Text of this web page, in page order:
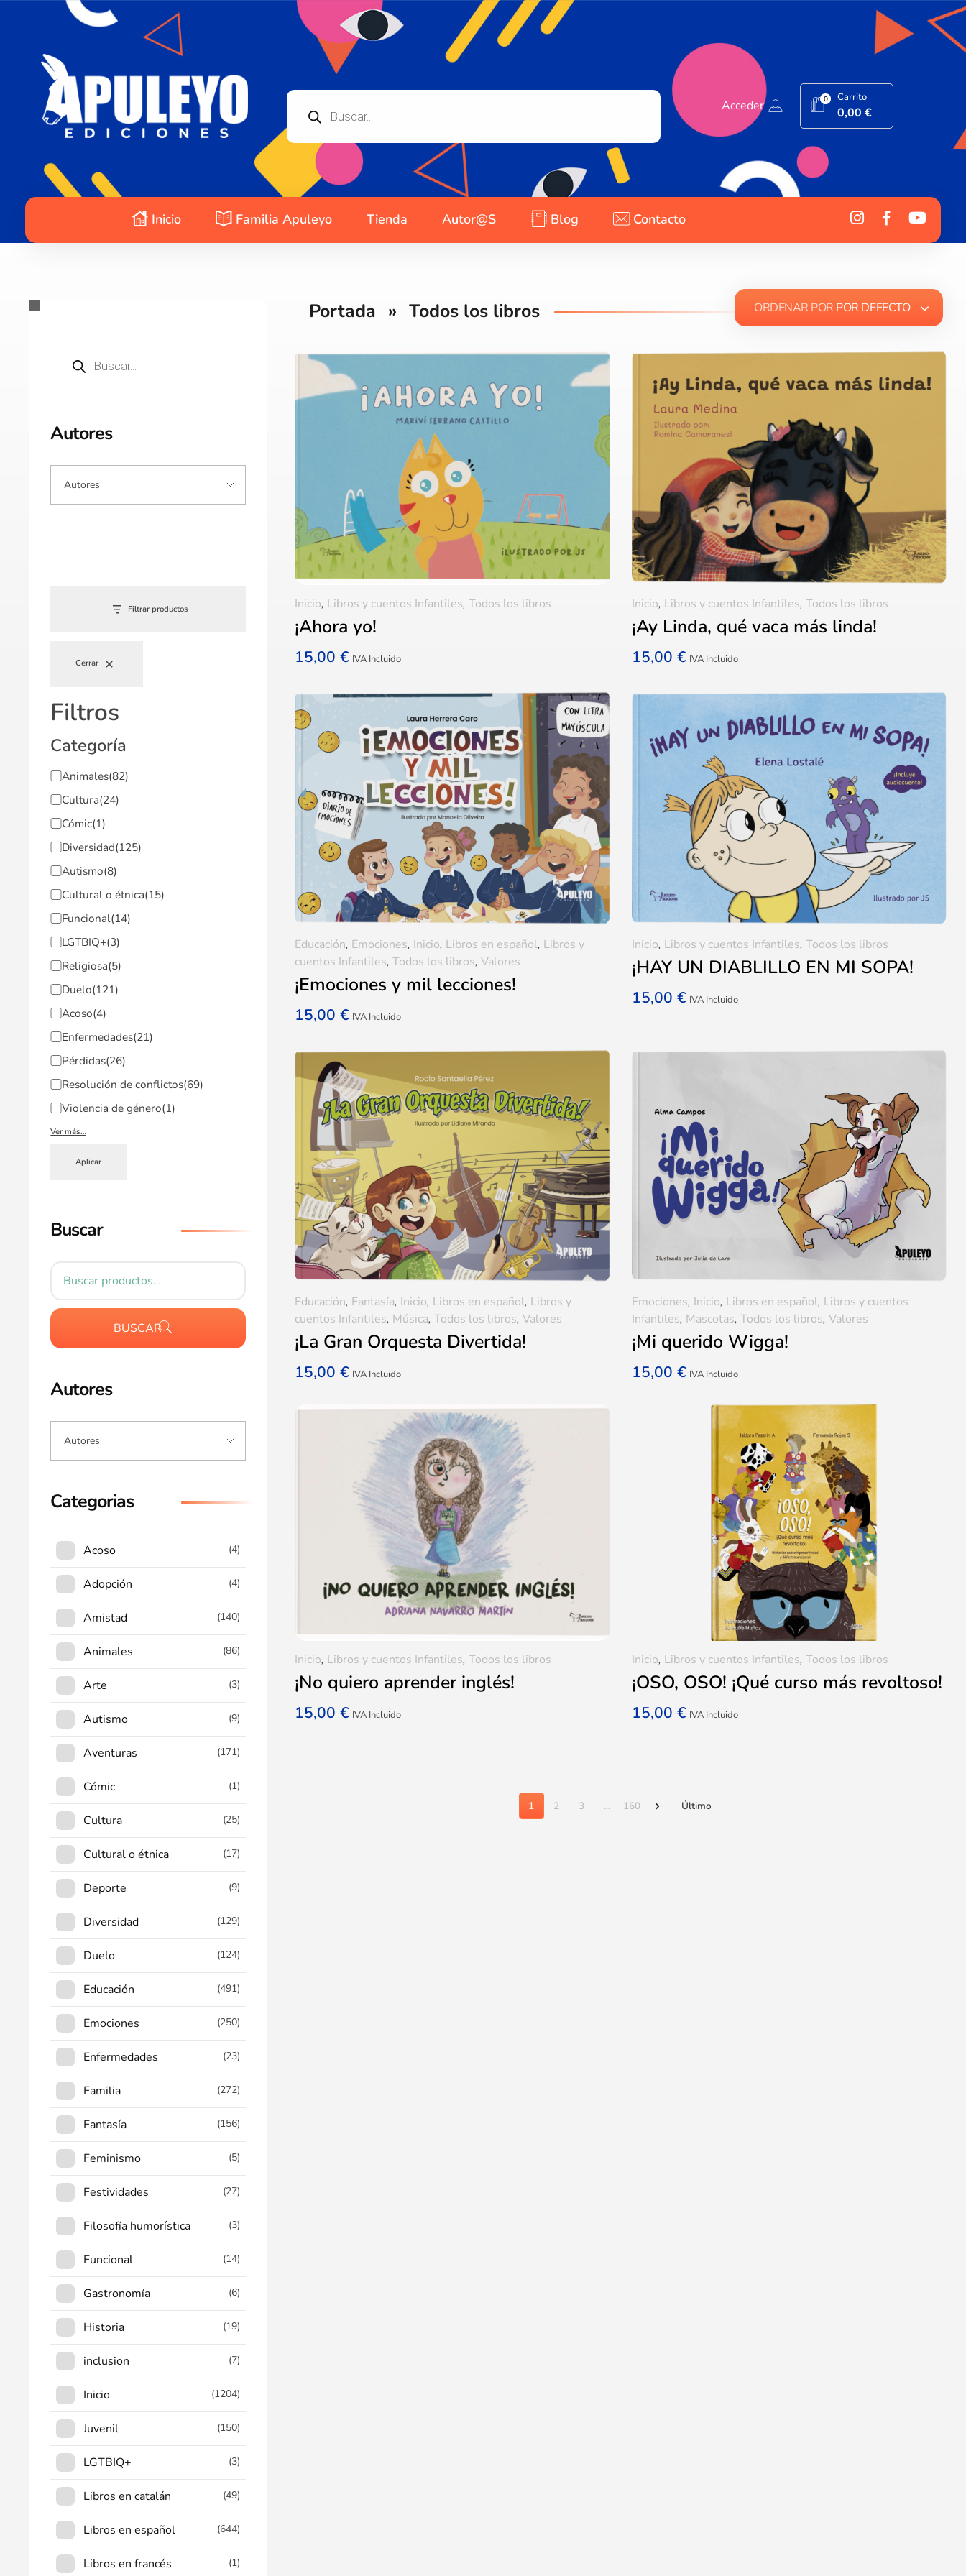
Acceder 0 Carrito
0,00€
Inicio Familia Apuleyo Tienda Autor@s Blog Contacto
Portada » Todos los libros ORDENAR POR POR DEFECTO
¡Ahora yo!
15,00€ IVA Incluido
Inicio, Libros y cuentos Infantiles,Todos los libros
¡Ay Linda, qué vaca más linda!
15,00 € IVA Incluido
Inicio, Libros y cuentos Infantiles, Todos los libros
¡Emociones y mil lecciones!
15,00€ IVA Incluido
Educación, Emociones, Inicio, Libros en español, Libros y
cuentos Infantiles,Todos los libros,Valores ¡HAY UN DIABLILLO EN MI SOPA!
15,00 € IVA Incluido
Inicio, Libros y cuentos Infantiles, Todos los libros
¡La Gran Orquesta Divertida!
15,00€ IVA Incluido
Educación, Fantasía, Inicio, Libros en español, Libros y
cuentos Infantiles, Música,Todos los libros,Valores
¡Mi querido Wigga!
15,00 € IVA Incluido
Emociones, Inicio, Libros en español, Libros y cuentos
Infantiles, Mascotas, Todos los libros, Valores
¡No quiero aprender inglés!
15,00€ IVA Incluido
Inicio, Libros y cuentos Infantiles,Todos los libros
¡OSO, OSO! ¡Qué curso más revoltoso!
15,00 € IVA Incluido
Inicio, Libros y cuentos Infantiles, Todos los libros
1 2 3 ... 160 Último
Autores
Filtrar productos
Cerrar
Filtros
Categoría
Animales(82)
Cultura(24)
Cómic(1)
Diversidad(125)
Autismo(8)
Cultural o étnica(15)
Funcional(14)
LGTBIQ+(3)
Religiosa(5)
Duelo(121)
Acoso(4)
Enfermedades(21)
Pérdidas(26)
Resolución de conflictos(69)
Violencia de género(1)
Ver más…
Aplicar
Buscar
BUSCAR
Autores
Categorias
Acoso (4)
Adopción (4)
Amistad (140)
Animales (86)
Arte (3)
Autismo (9)
Aventuras (171)
Cómic (1)
Cultura (25)
Cultural o étnica (17)
Deporte (9)
Diversidad (129)
Duelo (124)
Educación (491)
Emociones (250)
Enfermedades (23)
Familia (272)
Fantasía (156)
Feminismo (5)
Festividades (27)
Filosofía humorística (3)
Funcional (14)
Gastronomía (6)
Historia (19)
inclusion (7)
Inicio (1204)
Juvenil (150)
LGTBIQ+ (3)
Libros en catalán (49)
Libros en español (644)
Libros en francés (1)